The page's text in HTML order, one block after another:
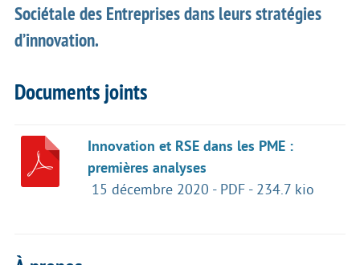
Sociétale des Entreprises dans leurs stratégies
d’innovation.
Documents joints
Innovation et RSE dans les PME :
premières analyses
15 décembre 2020 - PDF - 234.7 kio